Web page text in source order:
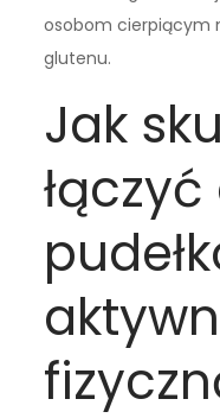
osobom cierpiącym
glutenu.
Jak